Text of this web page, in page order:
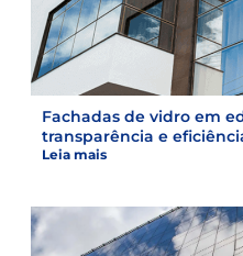
Fachadas de vidro em
transparência e
Leia mais